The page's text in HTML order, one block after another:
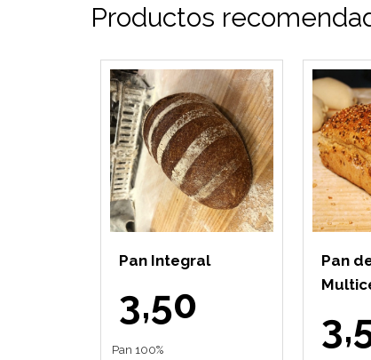
Productos
Pan Integral
3,50
Pan 100%
Pan